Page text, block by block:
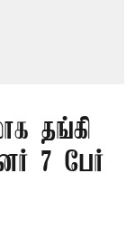
தங்கி
7 பேர்